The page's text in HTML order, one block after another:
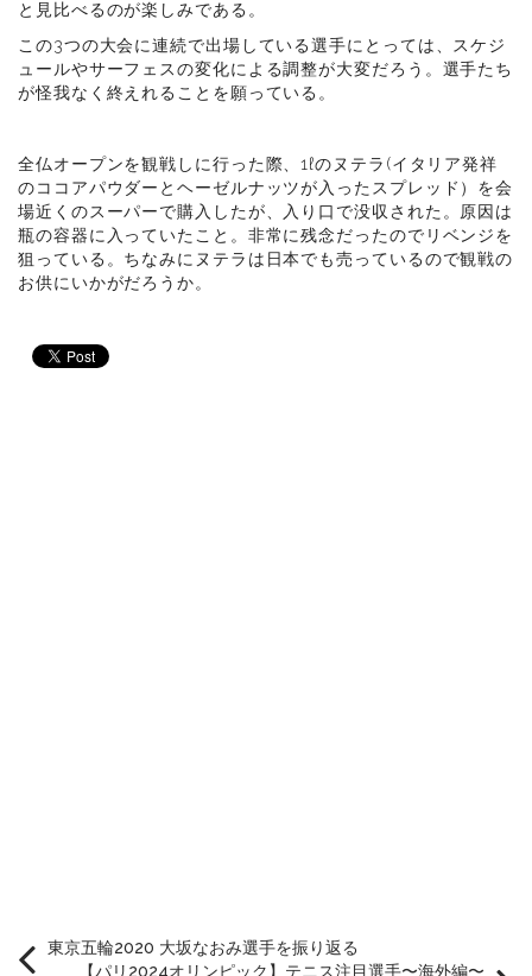
と見比べるのが楽しみである。
この3つの大会に連続で出場している選手にとっては、スケジ
ュールやサーフェスの変化による調整が大変だろう。選手たち
が怪我なく終えれることを願っている。
全仏オープンを観戦しに行った際、1ℓのヌテラ(イタリア発祥
のココアパウダーとヘーゼルナッツが入ったスプレッド）を会
場近くのスーパーで購入したが、入り口で没収された。原因は
瓶の容器に入っていたこと。非常に残念だったのでリベンジを
狙っている。ちなみにヌテラは日本でも売っているので観戦の
お供にいかがだろうか。
東京五輪2020 大坂なおみ選手を振り返る
【パリ2024オリンピック】テニス注目選手〜海外編〜